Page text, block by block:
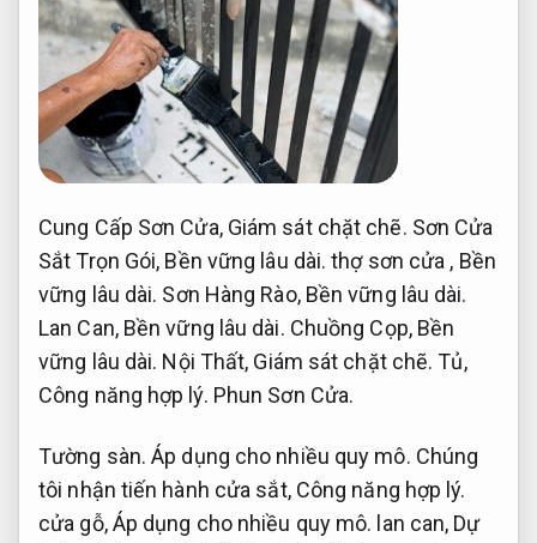
Cung Cấp Sơn Cửa, Giám sát chặt chẽ. Sơn Cửa
Sắt Trọn Gói, Bền vững lâu dài. thợ sơn cửa , Bền
vững lâu dài. Sơn Hàng Rào, Bền vững lâu dài.
Lan Can, Bền vững lâu dài. Chuồng Cọp, Bền
vững lâu dài. Nội Thất, Giám sát chặt chẽ. Tủ,
Công năng hợp lý. Phun Sơn Cửa.
Tường sàn. Áp dụng cho nhiều quy mô. Chúng
tôi nhận tiến hành cửa sắt, Công năng hợp lý.
cửa gỗ,Áp dụng cho nhiều quy mô. lan can, Dự